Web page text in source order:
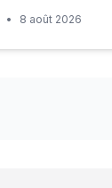
• 8 août 2026